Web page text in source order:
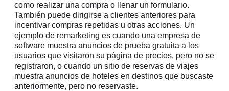
como realizar una compra o llenar un formulario.
También puede dirigirse a clientes anteriores para
incentivar compras repetidas u otras acciones. Un
ejemplo de remarketing es cuando una empresa de
software muestra anuncios de prueba gratuita a los
usuarios que visitaron su página de precios, pero no se
registraron, o cuando un sitio de reservas de viajes
muestra anuncios de hoteles en destinos que buscaste
anteriormente, pero no reservaste.